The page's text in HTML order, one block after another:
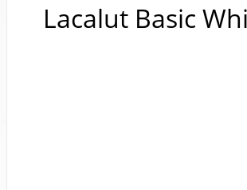
Lacalut Basic